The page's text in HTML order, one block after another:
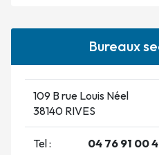
Bureaux
109 B rue Louis Néel
38140 RIVES
Tel : 04 76 91 00